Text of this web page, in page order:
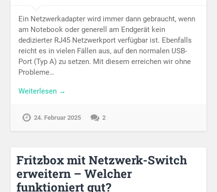
Ein Netzwerkadapter wird immer dann gebraucht, wenn
am Notebook oder generell am Endgerät kein
dedizierter RJ45 Netzwerkport verfügbar ist. Ebenfalls
reicht es in vielen Fällen aus, auf den normalen USB-
Port (Typ A) zu setzen. Mit diesem erreichen wir ohne
Probleme…
Weiterlesen →
24. Februar 2025 2
Fritzbox mit Netzwerk-Switch
erweitern – Welcher
funktioniert gut?